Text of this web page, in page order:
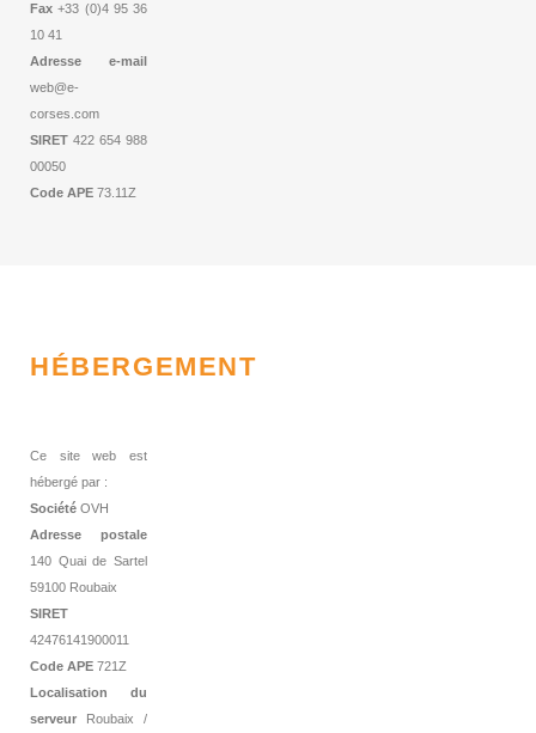
Fax +33 (0)4 95 36
10 41
Adresse e-mail
web@e-
corses.com
SIRET 422 654 988
00050
Code APE 73.11Z
HÉBERGEMENT
Ce site web est
hébergé par :
Société OVH
Adresse postale
140 Quai de Sartel
59100 Roubaix
SIRET
42476141900011
Code APE 721Z
Localisation du
serveur Roubaix /